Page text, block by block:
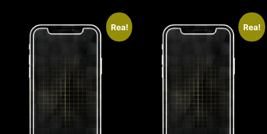
Rea! Rea!